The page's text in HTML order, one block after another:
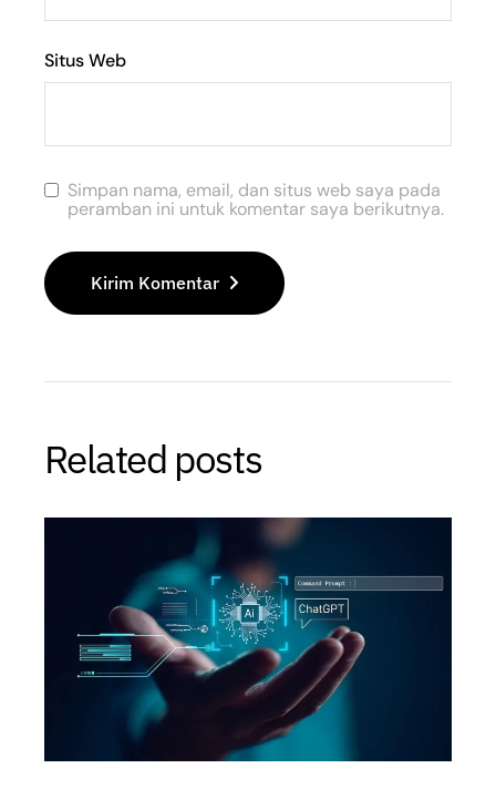
Situs Web
Simpan nama, email, dan situs web saya pada
peramban ini untuk komentar saya berikutnya.
Kirim Komentar
Related posts